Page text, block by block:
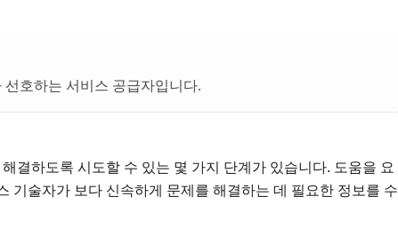
선호하는 서비스 공급자입니다.
결하도록 시도할 수 있는 몇 가지 단계가 있습니다. 도움을 요
기술자가 보다 신속하게 문제를 해결하는 데 필요한 정보를 수